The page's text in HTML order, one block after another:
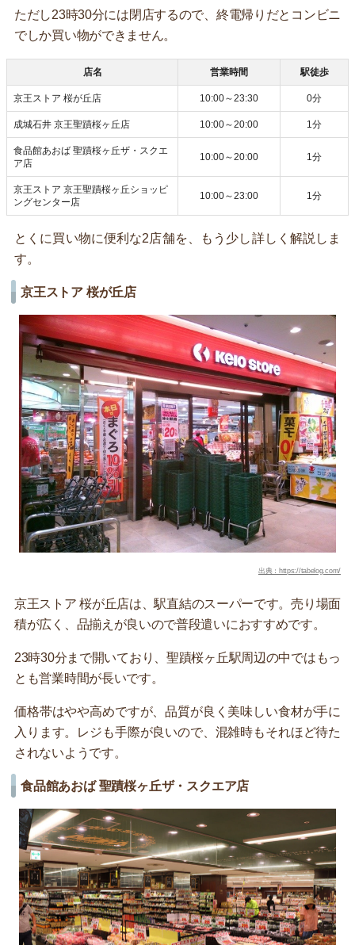
ただし23時30分には閉店するので、終電帰りだとコンビニ
でしか買い物ができません。
店名 営業時間 駅徒歩
京王ストア 桜が丘店 10:00～23:30 0分
成城石井 京王聖蹟桜ヶ丘店 10:00～20:00 1分
食品館あおば 聖蹟桜ヶ丘ザ・スクエ
ア店
10:00～20:00 1分
京王ストア 京王聖蹟桜ヶ丘ショッピ
ングセンター店
10:00～23:00 1分
とくに買い物に便利な2店舗を、もう少し詳しく解説しま
す。
京王ストア 桜が丘店
出典：https://tabelog.com/
京王ストア 桜が丘店は、駅直結のスーパーです。売り場面
積が広く、品揃えが良いので普段遣いにおすすめです。
23時30分まで開いており、聖蹟桜ヶ丘駅周辺の中ではもっ
とも営業時間が長いです。
価格帯はやや高めですが、品質が良く美味しい食材が手に
入ります。レジも手際が良いので、混雑時もそれほど待た
されないようです。
食品館あおば 聖蹟桜ヶ丘ザ・スクエア店